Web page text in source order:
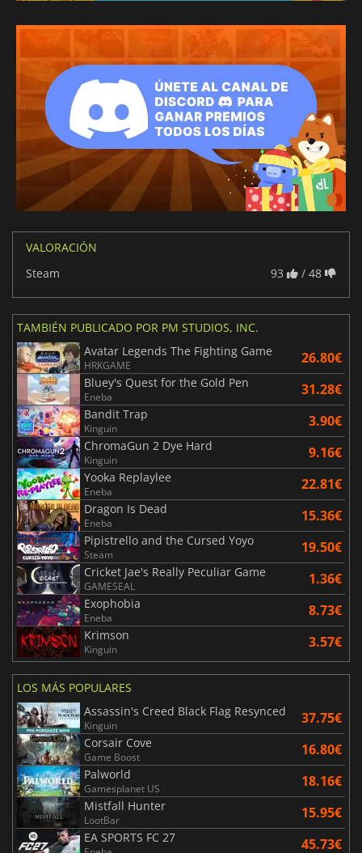
VALORACIÓN
Steam
93 / 48
TAMBIÉN PUBLICADO POR PM STUDIOS, INC.
Avatar Legends The Fighting Game
HRKGAME 26.80€
Bluey's Quest for the Gold Pen
Eneba 31.28€
Bandit Trap
Kinguin 3.90€
ChromaGun 2 Dye Hard
Kinguin 9.16€
Yooka Replaylee
Eneba 22.81€
Dragon Is Dead
Eneba 15.36€
Pipistrello and the Cursed Yoyo
Steam 19.50€
Cricket Jae's Really Peculiar Game
GAMESEAL 1.36€
Exophobia
Eneba 8.73€
Krimson
Kinguin 3.57€
LOS MÁS POPULARES
Assassin's Creed Black Flag Resynced
Kinguin 37.75€
Corsair Cove
Game Boost 16.80€
Palworld
Gamesplanet US 18.16€
Mistfall Hunter
LootBar 15.95€
EA SPORTS FC 27 45.73€